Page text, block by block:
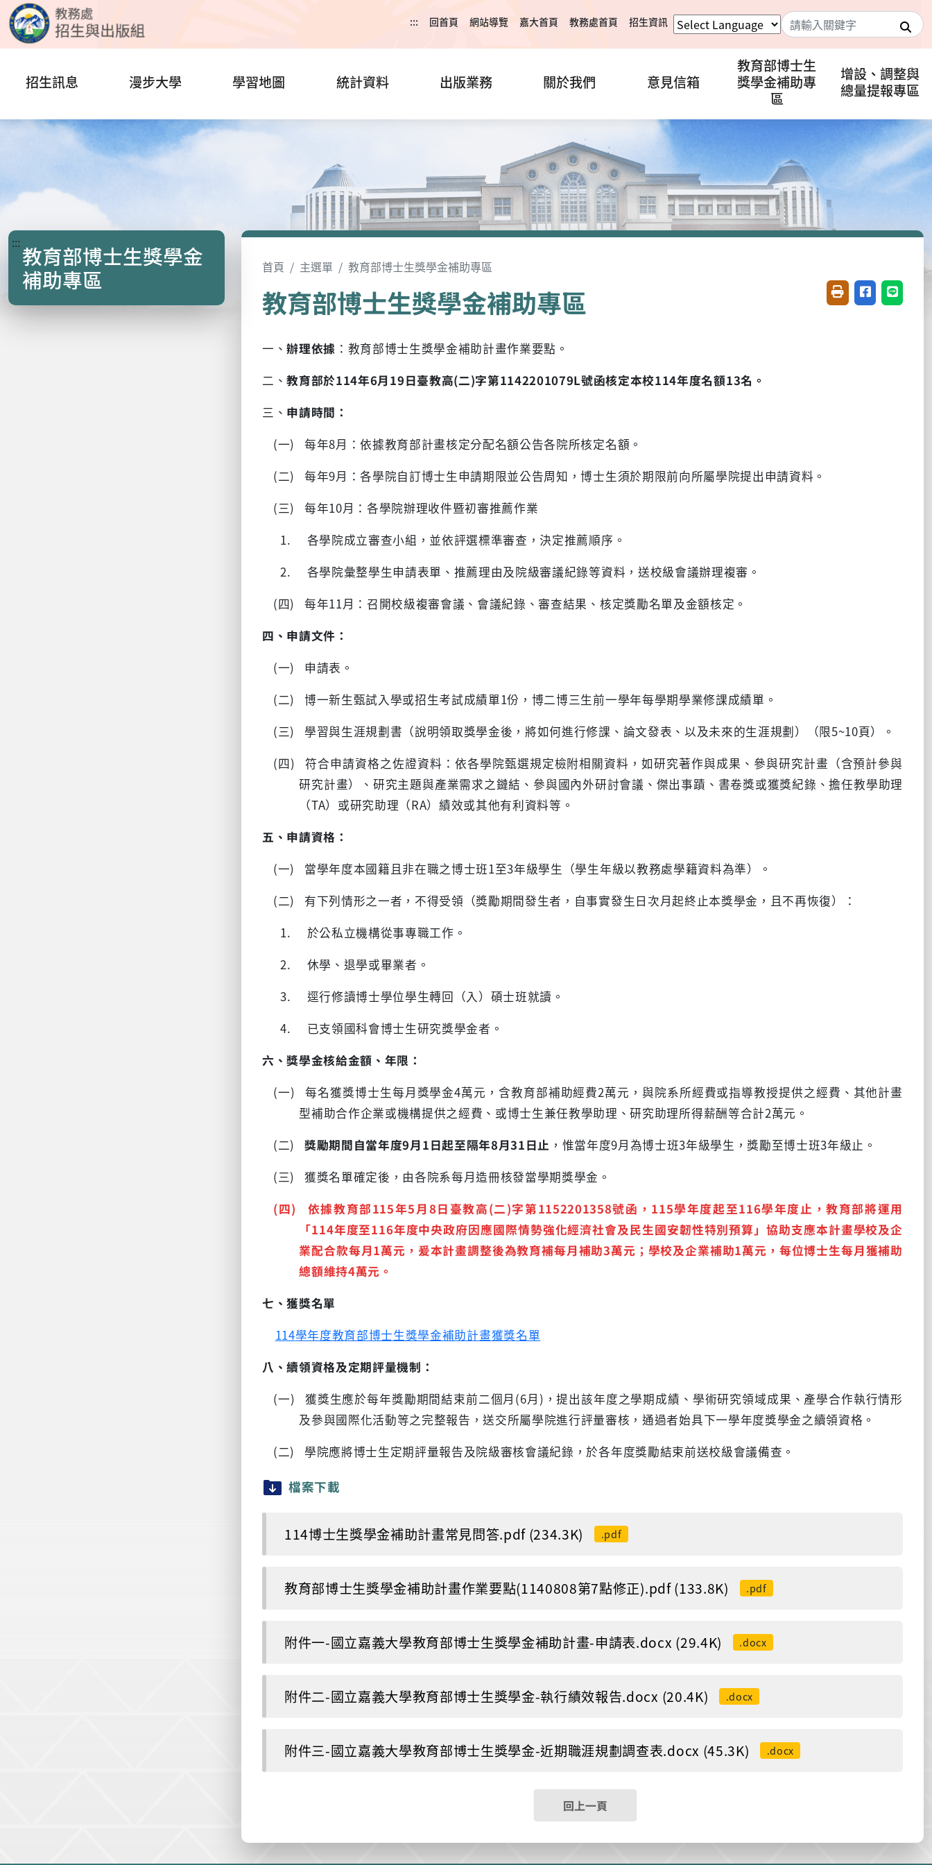
::: 回首頁 網站導覽 嘉大首頁 教務處首頁 招生資訊 搜尋
招生訊息 漫步大學 學習地圖 統計資料 出版業務 關於我們 意見信箱
教育部博士生
獎學金補助專
區
增設、調整與
總量提報專區
::: 教育部博士生獎學金
補助專區
首頁 主選單 教育部博士生獎學金補助專區
教育部博士生獎學金補助專區 友善列印(開新視窗)
分享至臉書(
分享至
一、辦理依據 ：教育部博士生獎學金補助計畫作業要點。
二、教育部於114年6月19日臺教高(二)字第1142201079L號函核定本校114年度名額13名。
三、 申請時間：
(一) 每年8月：依據教育部計畫核定分配名額公告各院所核定名額。
(二) 每年9月：各學院自訂博士生申請期限並公告周知，博士生須於期限前向所屬學院提出申請資料。
(三) 每年10月：各學院辦理收件暨初審推薦作業
1. 各學院成立審查小組，並依評選標準審查，決定推薦順序。
2. 各學院彙整學生申請表單、推薦理由及院級審議紀錄等資料，送校級會議辦理複審。
(四) 每年11月：召開校級複審會議、會議紀錄、審查結果、核定獎勵名單及金額核定。
四、 申請文件：
(一) 申請表。
(二) 博一新生甄試入學或招生考試成績單1份，博二博三生前一學年每學期學業修課成績單。
(三) 學習與生涯規劃書（說明領取獎學金後，將如何進行修課、論文發表、以及未來的生涯規劃）（限5~10頁）。
(四) 符合申請資格之佐證資料：依各學院甄選規定檢附相關資料，如研究著作與成果、參與研究計畫（含預計參與
研究計畫）、研究主題與產業需求之鏈結、參與國內外研討會議、傑出事蹟、書卷獎或獲獎紀錄、擔任教學助理
（TA）或研究助理（RA）績效或其他有利資料等。
五、 申請資格：
(一) 當學年度本國籍且非在職之博士班1至3年級學生（學生年級以教務處學籍資料為準）。
(二) 有下列情形之一者，不得受領（獎勵期間發生者，自事實發生日次月起終止本獎學金，且不再恢復）：
1. 於公私立機構從事專職工作。
2. 休學、退學或畢業者。
3. 逕行修讀博士學位學生轉回（入）碩士班就讀。
4. 已支領國科會博士生研究獎學金者。
六、獎學金核給金額、年限：
(一) 每名獲獎博士生每月獎學金4萬元，含教育部補助經費2萬元，與院系所經費或指導教授提供之經費、其他計畫
型補助合作企業或機構提供之經費、或博士生兼任教學助理、研究助理所得薪酬等合計2萬元。
(二)獎勵期間自當年度9月1日起至隔年8月31日止 ，惟當年度9月為博士班3年級學生，獎勵至博士班3年級止。
(三) 獲獎名單確定後，由各院系每月造冊核發當學期獎學金。
(四) 依據教育部115年5月 8日臺教高(二)字第1152201358號函， 115學年度起至116學年度止，教育部將運用
「114年度至116年度中央政府因應國際情勢強化經濟社會及民生國安韌性特別預算」協助支應本計畫學校及企
業配合款每月1萬元，爰本計畫調整後為教育補每月補助3萬元；學校及企業補助1萬元，每位博士生每月獲補助
總額維持4萬元。
七、獲獎名單
114學年度教育部博士生獎學金補助計畫獲獎名單
八、續領資格及定期評量機制：
(一) 獲獎生應於每年獎勵期間結束前二個月(6月)，提出該年度之學期成績、學術研究領域成果、產學合作執行情形
及參與國際化活動等之完整報告，送交所屬學院進行評量審核，通過者始具下一學年度獎學金之續領資格。
(二) 學院應將博士生定期評量報告及院級審核會議紀錄，於各年度獎勵結束前送校級會議備查。
檔案下載
114博士生獎學金補助計畫常見問答.pdf (234.3K) .pdf
教育部博士生獎學金補助計畫作業要點(1140808第7點修正).pdf (133.8K) .pdf
附件一-國立嘉義大學教育部博士生獎學金補助計畫-申請表.docx (29.4K) .docx
附件二-國立嘉義大學教育部博士生獎學金-執行績效報告.docx (20.4K) .docx
附件三-國立嘉義大學教育部博士生獎學金-近期職涯規劃調查表.docx (45.3K) .docx
回上一頁